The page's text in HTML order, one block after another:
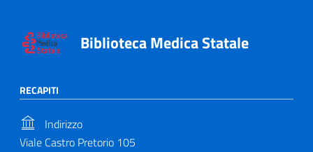
Biblioteca Medica Statale
RECAPITI
Indirizzo
Viale Castro Pretorio 105